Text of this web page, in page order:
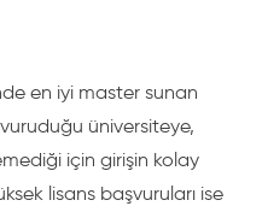
en iyi master sunan
üniversiteye,
için girişin kolay
lisans başvuruları ise